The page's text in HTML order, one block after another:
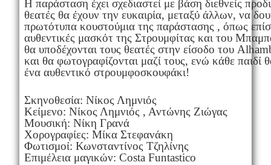
Η παράσταση έχει σχεδιαστεί με βάση διεθνείς
θεατές θα έχουν την ευκαιρία, μεταξύ άλλων, να
πρωτότυπα κουστούμια της παράστασης , όπως
αυθεντικές μασκότ της Στρουμφίτας και του
θα υποδέχονται τους θεατές στην είσοδο του
και θα φωτογραφίζονται μαζί τους, ενώ κάθε παιδί
ένα αυθεντικό στρουμφοσκουφάκι!
Σκηνοθεσία: Νίκος Λημνιός
Κείμενο: Νίκος Λημνιός , Αντώνης Ζιώγας
Μουσική: Νίκη Γρανά
Χορογραφίες: Μίκα Στεφανάκη
Φωτισμοί: Κωνσταντίνος Τζηλίνης
Επιμέλεια μαγικών: Costa Funtastico